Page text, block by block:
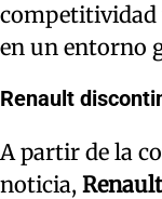
competitividad
en un entorno
Renault
A partir de la
noticia,